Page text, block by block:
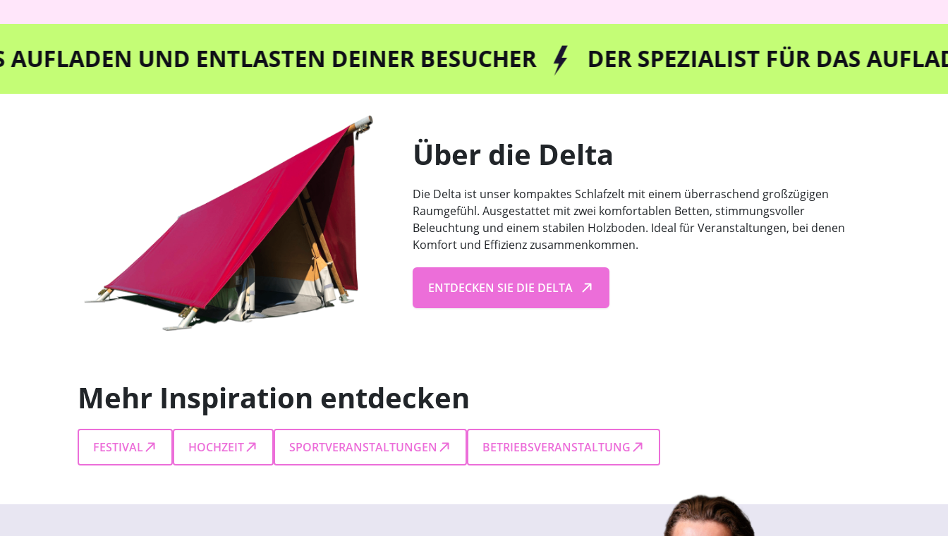
UND ENTLASTEN DEINER BESUCHER DER SPEZIALIST FÜR DAS AUFLADEN
Über die Delta
Die Delta ist unser kompaktes Schlafzelt mit einem überraschend großzügigen
Raumgefühl. Ausgestattet mit zwei komfortablen Betten, stimmungsvoller
Beleuchtung und einem stabilen Holzboden. Ideal für Veranstaltungen, bei denen
Komfort und Effizienz zusammenkommen.
ENTDECKEN SIE DIE DELTA
Mehr Inspiration entdecken
FESTIVAL HOCHZEIT SPORTVERANSTALTUNGEN BETRIEBSVERANSTALTUNG